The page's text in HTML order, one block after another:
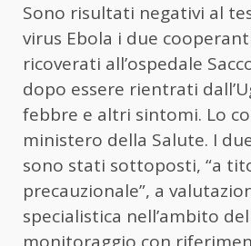
Sono risultati negativi al
virus Ebola i due
ricoverati all’ospedale
dopo essere rientrati
febbre e altri sintomi. Lo
ministero della Salute. I
sono stati sottoposti, “a
precauzionale”, a
specialistica nell’ambito